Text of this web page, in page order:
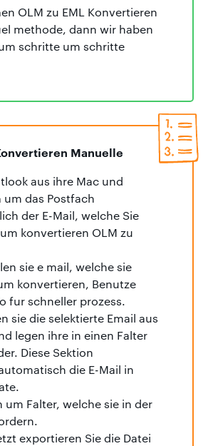
OLM zu EML Konvertieren
methode, dann wir haben
schritte um schritte
Manuelle
aus ihre Mac und
um das Postfach
der E-Mail, welche Sie
konvertieren OLM zu
sie e mail, welche sie
konvertieren, Benutze
fur schneller prozess.
sie die selektierte Email aus
legen ihre in einen Falter
Diese Sektion
die E-Mail in
um Falter, welche sie in der
exportieren Sie die Datei